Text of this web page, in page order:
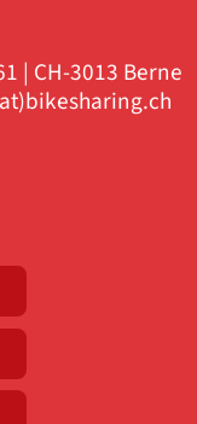
| CH-3013 Berne